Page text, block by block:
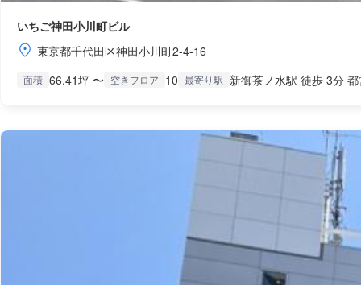
いちご神田小川町ビル
東京都千代田区神田小川町2-4-16
面積 66.41坪 〜 空きフロア 10 最寄り駅 新御茶ノ水駅 徒歩 3分